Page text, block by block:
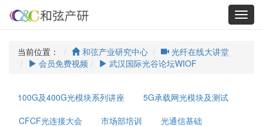
当前位置： 和弦产业研究中心
光纤在线大讲堂
会员免费视频
武汉国际光谷论坛WIOF
100G及400G光模块系列讲座
5G承载网光模块及测试
CFCF光连接大会
市场部培训
光通信基础